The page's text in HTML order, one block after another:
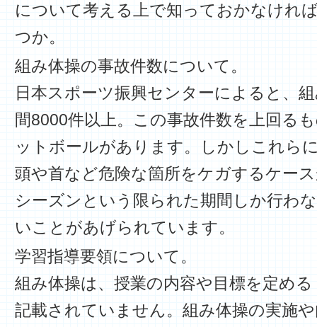
について考える上で知っておかなけれ
つか。
組み体操の事故件数について。
日本スポーツ振興センターによると、
間8000件以上。この事故件数を上回る
ットボールがあります。しかしこれら
頭や首など危険な箇所をケガするケー
シーズンという限られた期間しか行わ
いことがあげられています。
学習指導要領について。
組み体操は、授業の内容や目標を定め
記載されていません。組み体操の実施